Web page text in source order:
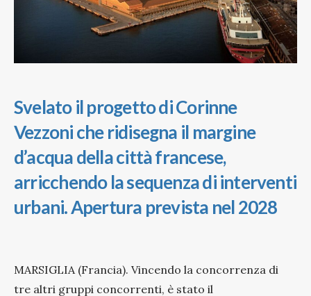
Svelato il progetto di Corinne
Vezzoni che ridisegna il margine
d’acqua della città francese,
arricchendo la sequenza di interventi
urbani. Apertura prevista nel 2028
MARSIGLIA (Francia). Vincendo la concorrenza di
tre altri gruppi concorrenti, è stato il